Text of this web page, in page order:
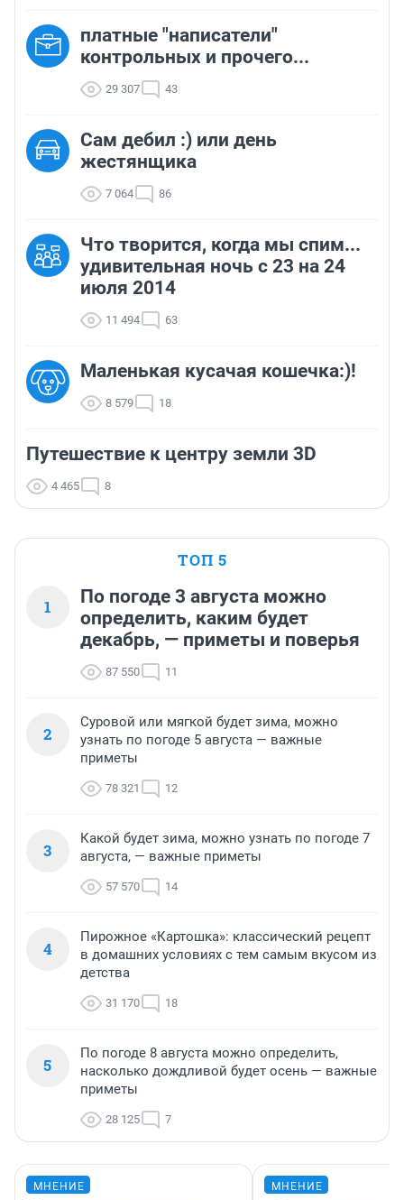
платные "написатели"
контрольных и прочего...
29 307 43
Сам дебил :) или день
жестянщика
7 064 86
Что творится, когда мы спим...
удивительная ночь с 23 на 24
июля 2014
11 494 63
Маленькая кусачая кошечка:)!
8 579 18
Путешествие к центру земли 3D
4 465 8
ТОП 5
1
По погоде 3 августа можно
определить, каким будет
декабрь, — приметы и поверья
87 550 11
2
Суровой или мягкой будет зима, можно
узнать по погоде 5 августа — важные
приметы
78 321 12
3
Какой будет зима, можно узнать по погоде 7
августа, — важные приметы
57 570 14
4
Пирожное «Картошка»: классический рецепт
в домашних условиях с тем самым вкусом из
детства
31 170 18
5
По погоде 8 августа можно определить,
насколько дождливой будет осень — важные
приметы
28 125 7
МНЕНИЕ МНЕНИЕ